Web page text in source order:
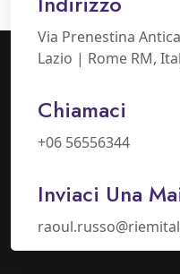
Via Prenestina
Lazio | Rome RM,
Chiamaci
+06 56556344
Inviaci Una